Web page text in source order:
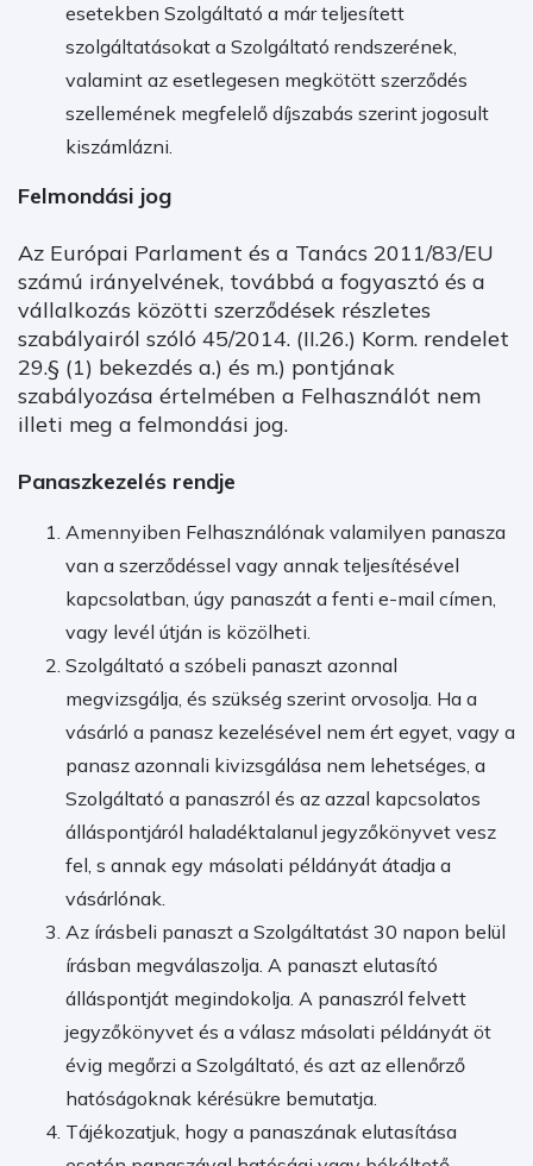
esetekben Szolgáltató a már teljesített
szolgáltatásokat a Szolgáltató rendszerének,
valamint az esetlegesen megkötött szerződés
szellemének megfelelő díjszabás szerint jogosult
kiszámlázni.
Felmondási jog
Az Európai Parlament és a Tanács 2011/83/EU
számú irányelvének, továbbá a fogyasztó és a
vállalkozás közötti szerződések részletes
szabályairól szóló 45/2014. (II.26.) Korm. rendelet
29.§ (1) bekezdés a.) és m.) pontjának
szabályozása értelmében a Felhasználót nem
illeti meg a felmondási jog.
Panaszkezelés rendje
Amennyiben Felhasználónak valamilyen panasza
van a szerződéssel vagy annak teljesítésével
kapcsolatban, úgy panaszát a fenti e-mail címen,
vagy levél útján is közölheti.
Szolgáltató a szóbeli panaszt azonnal
megvizsgálja, és szükség szerint orvosolja. Ha a
vásárló a panasz kezelésével nem ért egyet, vagy a
panasz azonnali kivizsgálása nem lehetséges, a
Szolgáltató a panaszról és az azzal kapcsolatos
álláspontjáról haladéktalanul jegyzőkönyvet vesz
fel, s annak egy másolati példányát átadja a
vásárlónak.
Az írásbeli panaszt a Szolgáltatást 30 napon belül
írásban megválaszolja. A panaszt elutasító
álláspontját megindokolja. A panaszról felvett
jegyzőkönyvet és a válasz másolati példányát öt
évig megőrzi a Szolgáltató, és azt az ellenőrző
hatóságoknak kérésükre bemutatja.
Tájékozatjuk, hogy a panaszának elutasítása